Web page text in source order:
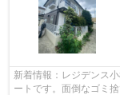
新着情報：レジデンス
ートです。面倒なゴミ